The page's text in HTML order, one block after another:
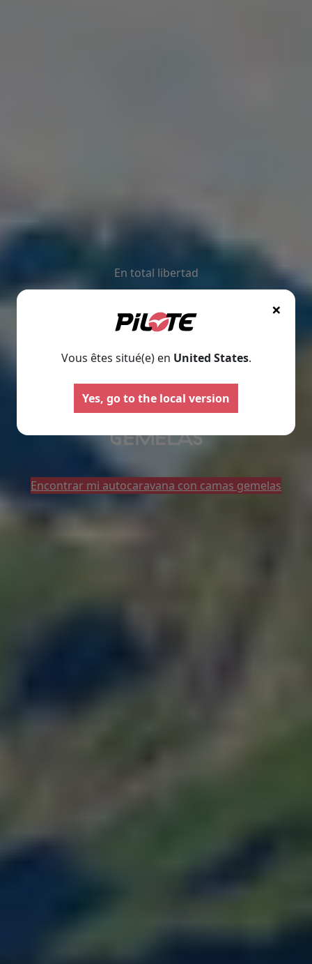
Seleccione
En total libertad
NUESTRAS
AUTOCARAVANAS
CON CAMAS INDIVIDUALES
GEMELAS
Encontrar mi autocaravana con camas gemelas
×
Vous êtes situé(e) en United States.
Yes, go to the local version